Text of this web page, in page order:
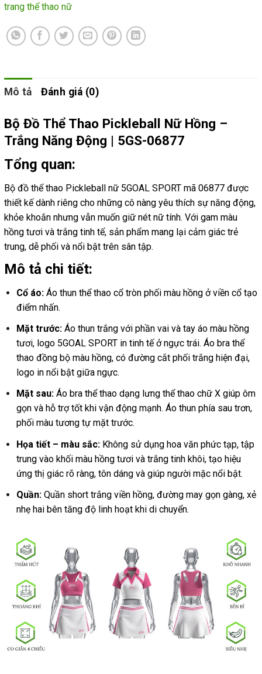
trang thể thao nữ
Mô tả Đánh giá (0)
Bộ Đồ Thể Thao Pickleball Nữ Hồng –
Trắng Năng Động | 5GS-06877
Tổng quan:
Bộ đồ thể thao Pickleball nữ 5GOAL SPORT mã 06877 được
thiết kế dành riêng cho những cô nàng yêu thích sự năng động,
khỏe khoắn nhưng vẫn muốn giữ nét nữ tính. Với gam màu
hồng tươi và trắng tinh tế, sản phẩm mang lại cảm giác trẻ
trung, dễ phối và nổi bật trên sân tập.
Mô tả chi tiết:
Cổ áo:Áo thun thể thao cổ tròn phối màu hồng ở viền cổ tạo
điểm nhấn.
Mặt trước:Áo thun trắng với phần vai và tay áo màu hồng
tươi, logo 5GOAL SPORT in tinh tế ở ngực trái. Áo bra thể
thao đồng bộ màu hồng, có đường cắt phối trắng hiện đại,
logo in nổi bật giữa ngực.
Mặt sau:Áo bra thể thao dạng lưng thể thao chữ X giúp ôm
gọn và hỗ trợ tốt khi vận động mạnh. Áo thun phía sau trơn,
phối màu tương tự mặt trước.
Họa tiết – màu sắc:Không sử dụng hoa văn phức tạp, tập
trung vào khối màu hồng tươi và trắng tinh khôi, tạo hiệu
ứng thị giác rõ ràng, tôn dáng và giúp người mặc nổi bật.
Quần:Quần short trắng viền hồng, đường may gọn gàng, xẻ
nhẹ hai bên tăng độ linh hoạt khi di chuyển.